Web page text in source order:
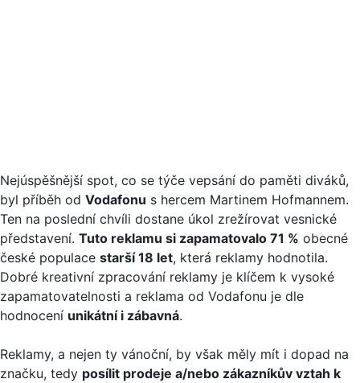
Nejúspěšnější spot, co se týče vepsání do paměti diváků,
byl příběh od Vodafonu s hercem Martinem Hofmannem.
Ten na poslední chvíli dostane úkol zrežírovat vesnické
představení. Tuto reklamu si zapamatovalo 71 % obecné
české populace starší 18 let, která reklamy hodnotila.
Dobré kreativní zpracování reklamy je klíčem k vysoké
zapamatovatelnosti a reklama od Vodafonu je dle
hodnocení unikátní i zábavná.
Reklamy, a nejen ty vánoční, by však měly mít i dopad na
značku, tedy posílit prodeje a/nebo zákazníkův vztah k